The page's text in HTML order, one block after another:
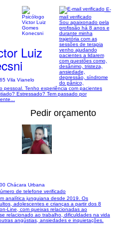
Luiz
Vila Vianelo
E-
mail verificado
Sou apaixonado pela
profissão há 8 anos e
durante minha
trajetória com as
sessões de terapia
venho ajudando
pacientes a lidarem
com questões como,
desânimo, tristeza,
ansiedade,
depressão, síndrome
do pânico,
pessoal. Tenho experiência com pacientes
Estressado? Tem passado por
Pedir orçamento
Chácara Urbana
de telefone verificado
analítica junguiana desde 2019. Os
adolescentes e crianças a partir dos 8
Line, com queixas relacionadas ao
relacionado ao trabalho, dificuldades na vida
angústias, ansiedades e inquietações.